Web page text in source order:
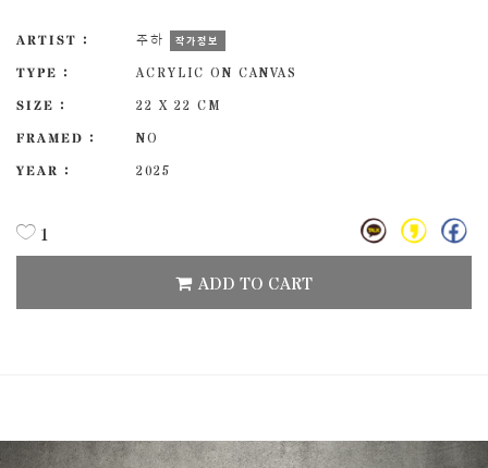
ARTIST : 주하 작가정보
TYPE :
ACRYLIC ON CANVAS
SIZE :
22 X 22 CM
FRAMED :
NO
YEAR :
2025
1
ADD TO CART